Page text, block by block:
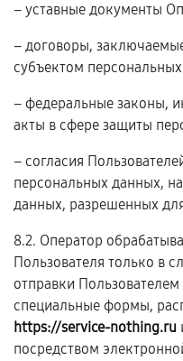
– уставные документы
– договоры,
субъектом
– федеральные законы,
акты в сфере защиты
– согласия
персональных данных,
данных, разрешенных
8.2. Оператор
Пользователя только в
отправки
специальные формы,
https://service-nothing.ru
посредством